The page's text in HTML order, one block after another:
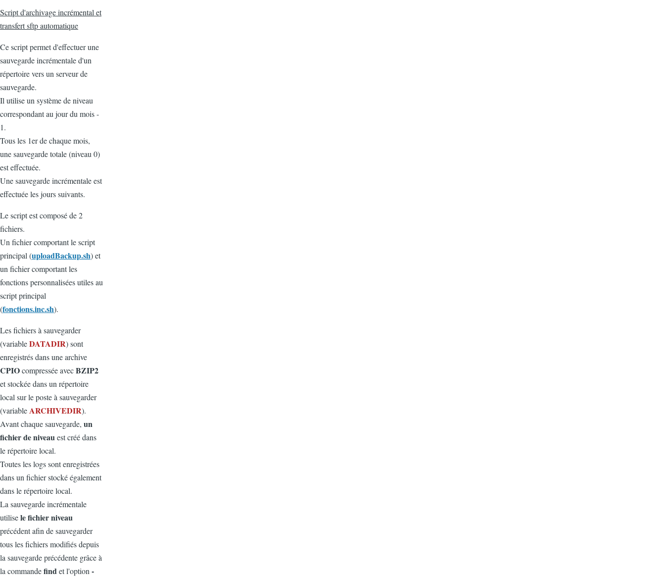
Script d'archivage incrémental et
transfert sftp automatique
Ce script permet d'effectuer une
sauvegarde incrémentale d'un
répertoire vers un serveur de
sauvegarde.
Il utilise un système de niveau
correspondant au jour du mois -
1.
Tous les 1er de chaque mois,
une sauvegarde totale (niveau 0)
est effectuée.
Une sauvegarde incrémentale est
effectuée les jours suivants.
Le script est composé de 2
fichiers.
Un fichier comportant le script
principal (uploadBackup.sh) et
un fichier comportant les
fonctions personnalisées utiles au
script principal
(fonctions.inc.sh).
Les fichiers à sauvegarder
(variableDATADIR) sont
enregistrés dans une archive
CPIOcompressée avecBZIP2
et stockée dans un répertoire
local sur le poste à sauvegarder
(variableARCHIVEDIR).
Avant chaque sauvegarde, un
fichier de niveauest créé dans
le répertoire local.
Toutes les logs sont enregistrées
dans un fichier stocké également
dans le répertoire local.
La sauvegarde incrémentale
utilisele fichier niveau
précédent afin de sauvegarder
tous les fichiers modifiés depuis
la sauvegarde précédente grâce à
la commandefindet l'option -